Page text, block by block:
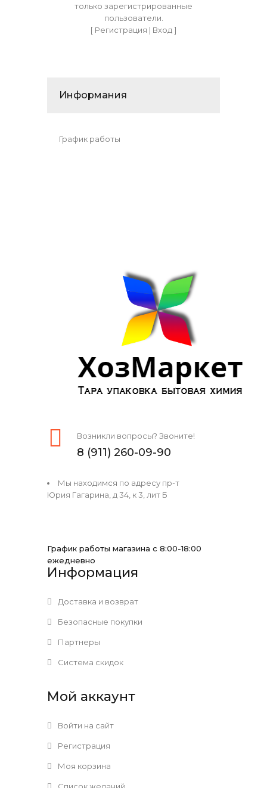
только зарегистрированные
пользователи.
[ Регистрация | Вход]
Информания
График работы
Возникли вопросы? Звоните!
8 (911) 260-09-90
Мы находимся по адресу пр-т
Юрия Гагарина, д 34, к 3, лит Б
График работы магазина с 8:00-18:00
ежедневно
Информация
Доставка и возврат
Безопасные покупки
Партнеры
Система скидок
Мой аккаунт
Войти на сайт
Регистрация
Моя корзина